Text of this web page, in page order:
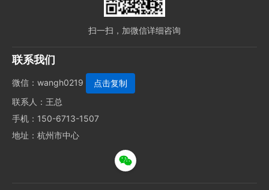
扫一扫，加微信详细咨询
联系我们
微信： wangh0219
联系人：王总
手机：150-6713-1507
地址：杭州市中心